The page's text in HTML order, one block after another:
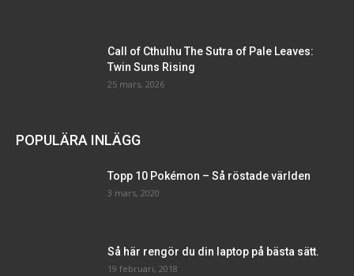
Call of Cthulhu The Sutra of Pale Leaves:
Twin Suns Rising
25 mars, 2026
POPULÄRA INLÄGG
Topp 10 Pokémon – Så röstade världen
3 mars, 2020
Så här rengör du din laptop på bästa sätt.
19 februari, 2018